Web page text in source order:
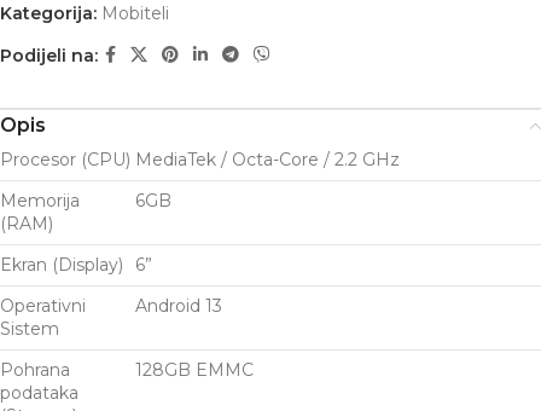
Kategorija: Mobiteli
Podijeli na:
Opis
Procesor (CPU) MediaTek / Octa-Core / 2.2 GHz
Memorija
(RAM)
6GB
Ekran (Display)
6”
Operativni
Sistem
Android 13
Pohrana
podataka
128GB EMMC